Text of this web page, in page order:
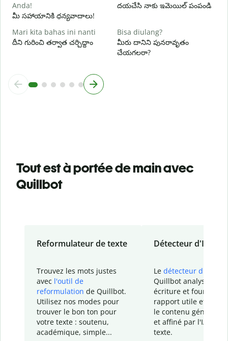
Anda!
మీ సహాయానికి ధన్యవాదాలు!
దయచేసి నాకు ఇమెయిల్ పంపండి
Mari kita bahas ini nanti
దీని గురించి తర్వాత చర్చిద్దాం
Bisa diulang?
మీరు దానిని పునరావృతం
చేయగలరా?
Tout est à portée de main avec
Quillbot
Reformulateur de texte
Trouvez les mots justes
avec l'outil de
reformulation de Quillbot.
Utilisez nos modes pour
trouver le bon ton pour
votre texte : soutenu,
académique, simple...
Détecteur d'IA
Le détecteur d'IA
Quillbot analyse votre
écriture et fournit un
rapport utile et
le contenu généré
et affiné par l'IA
texte.